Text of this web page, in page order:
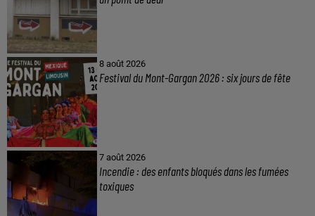
8 août 2026
Festival du Mont-Gargan 2026 : six jours de fête
7 août 2026
Incendie : des enfants bloqués dans les fumées
toxiques